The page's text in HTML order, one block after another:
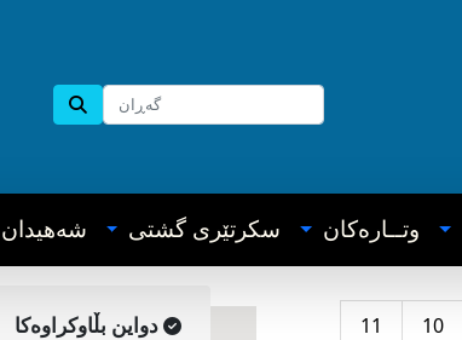
وتــاره‌کان سکرتێری گشتی شه‌هیدان
10
11
دواین بڵاوکراوه‌کا